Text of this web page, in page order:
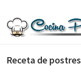
contenido
lateral
Cocina
Receta de postres